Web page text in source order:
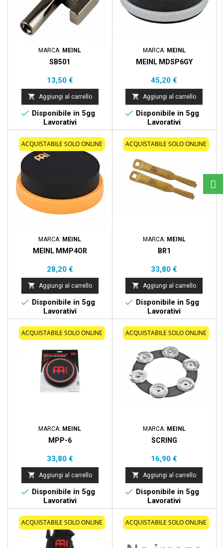
MARCA: MEINL
SB501
Prezzo
13,50 €
 Aggiungi al carrello
 Disponibile in 5gg
Lavorativi
MARCA: MEINL
MEINL MDSP6GY
Prezzo
45,20 €
 Aggiungi al carrello
 Disponibile in 5gg
Lavorativi
ACQUISTABILE SOLO ONLINE
MARCA: MEINL
MEINL MMP4OR
Prezzo
28,20 €
 Aggiungi al carrello
 Disponibile in 5gg
Lavorativi
ACQUISTABILE SOLO ONLINE
MARCA: MEINL
BR1
Prezzo
33,80 €
 Aggiungi al carrello
 Disponibile in 5gg
Lavorativi
ACQUISTABILE SOLO ONLINE
MARCA: MEINL
MPP-6
Prezzo
33,80 €
 Aggiungi al carrello
 Disponibile in 5gg
Lavorativi
ACQUISTABILE SOLO ONLINE
MARCA: MEINL
SCRING
Prezzo
16,90 €
 Aggiungi al carrello
 Disponibile in 5gg
Lavorativi
ACQUISTABILE SOLO ONLINE ACQUISTABILE SOLO ONLINE